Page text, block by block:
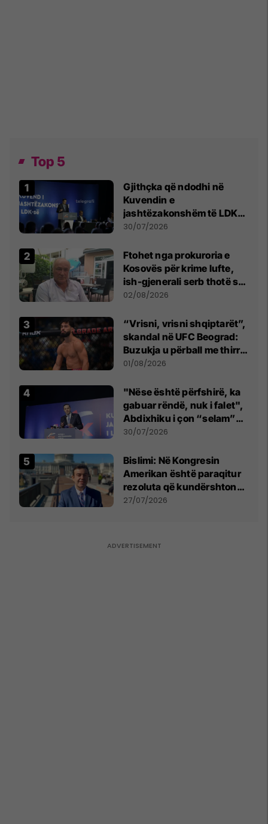
Top 5
Gjithçka që ndodhi në
Kuvendin e
jashtëzakonshëm të LDK-
së
30/07/2026
Ftohet nga prokuroria e
Kosovës për krime lufte,
ish-gjenerali serb thotë se
dikush e tradhtoi në
02/08/2026
“Vrisni, vrisni shqiptarët”,
skandal në UFC Beograd:
Buzukja u përball me thirrje
anti-shqiptare nga
01/08/2026
"Nëse është përfshirë, ka
gabuar rëndë, nuk i falet",
Abdixhiku i çon “selam”
Përparim Ramës
30/07/2026
Bislimi: Në Kongresin
Amerikan është paraqitur
rezoluta që kundërshton
mbajtjen e Asamblesë
27/07/2026